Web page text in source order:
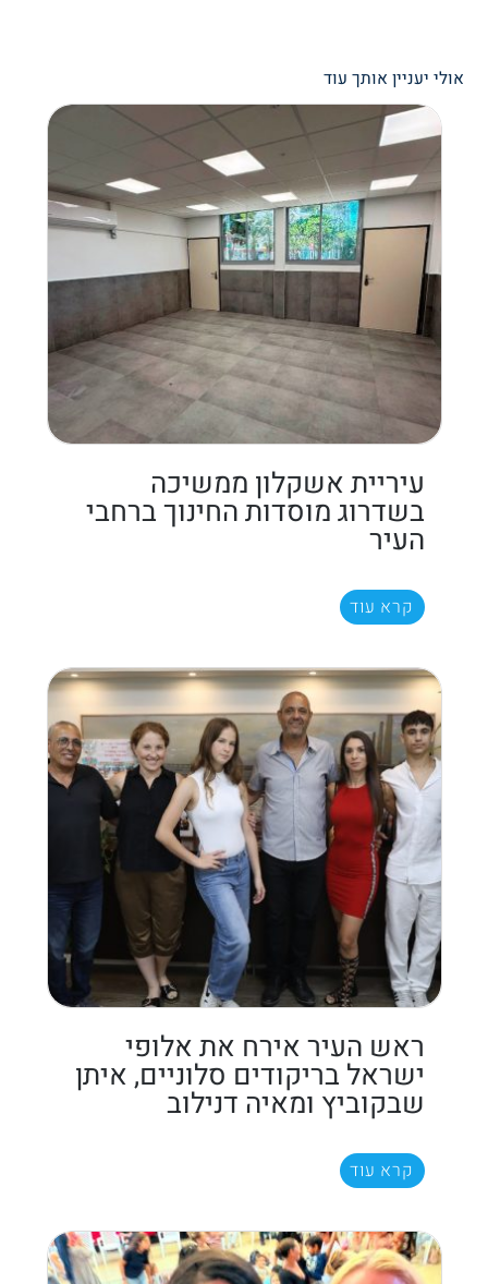
אולי יעניין אותך עוד
עיריית אשקלון ממשיכה
בשדרוג מוסדות החינוך ברחבי
העיר
קרא עוד
ראש העיר אירח את אלופי
ישראל בריקודים סלוניים, איתן
שבקוביץ ומאיה דנילוב
קרא עוד